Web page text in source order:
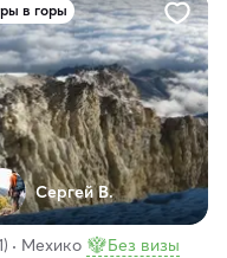
в горы
Сергей В.
Мехико Без визы